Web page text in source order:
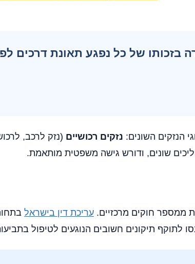
של כל נפגע תאונת דרכים
הנזקים השונים: נזקים רכושיים (נזק לרכב,
שונים, ודורש גישה משפטית מותאמת.
ממספר חוקים מרכזיים. עריכת דין בישראל